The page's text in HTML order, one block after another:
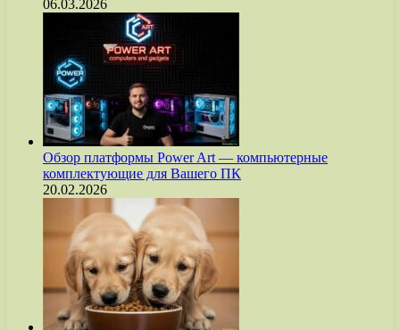
06.03.2026
Обзор платформы Power Art — компьютерные
комплектующие для Вашего ПК
20.02.2026